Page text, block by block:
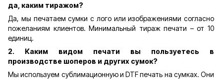
да, каким тиражом?
Да, мы печатаем сумки с лого или изображениями согласно
пожеланиям клиентов. Минимальный тираж печати – от 10
единиц.
2. Каким видом печати вы пользуетесь в
производстве шоперов и других сумок?
Мы используем сублимационную и DTF печать на сумках. Они